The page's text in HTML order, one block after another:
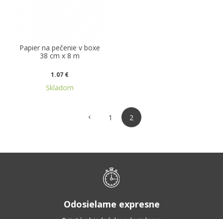
Papier na pečenie v boxe
38 cm x 8 m
1.07 €
Skladom
1 2
Odosielame expresne